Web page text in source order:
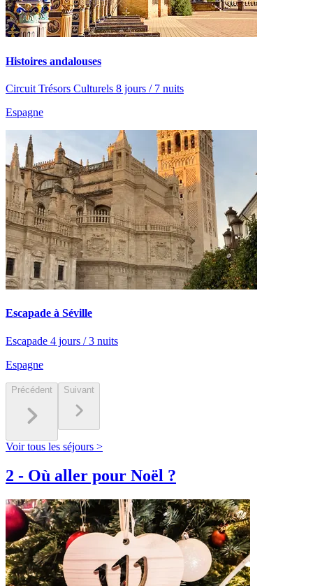
Histoires andalouses
Circuit Trésors Culturels 8 jours / 7 nuits
Espagne
Escapade à Séville
Escapade 4 jours / 3 nuits
Espagne
Précédent Suivant
Voir tous les séjours >
2 - Où aller pour Noël ?